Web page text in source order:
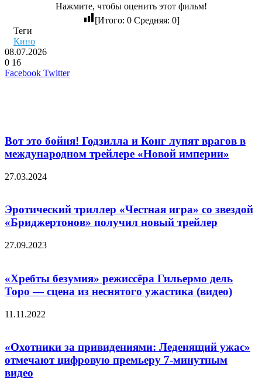
Нажмите, чтобы оценить этот фильм!
[Итого: 0Средняя: 0]
Теги
Кино
08.07.2026
0 16
Facebook TwitterLinkedIn
Pinterest
Вконтакте
Одноклассники
Skype
WhatsApp
Telegram
Viber
Вот это бойня! Годзилла и Конг лупят врагов в
международном трейлере «Новой империи»
27.03.2024
Эротический триллер «Честная игра» со звездой
«Бриджертонов» получил новый трейлер
27.09.2023
«Хребты безумия» режиссёра Гильермо дель
Торо — сцена из неснятого ужастика (видео)
11.11.2022
«Охотники за привидениями: Леденящий ужас»
отмечают цифровую премьеру 7-минутным
видео